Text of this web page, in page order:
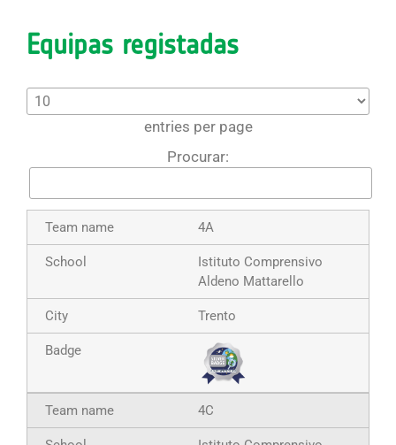
Equipas registadas
entries per page
Procurar:
4A
Istituto Comprensivo
Aldeno Mattarello
Trento
4C